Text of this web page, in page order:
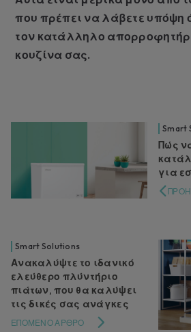
που πρέπει να λάβετε υπόψη
τον κατάλληλο
κουζίνα σας.
Smart
Πώς
για
Smart Solutions
Ανακαλύψτε το ιδανικό
ελεύθερο πλύντήριο
πιάτων, που θα καλύψει
τις δικές σας ανάγκες
ΕΠΌΜΕΝΟ ΆΡΘΡΟ